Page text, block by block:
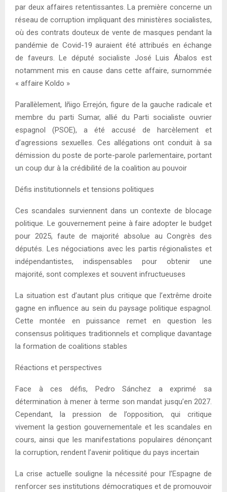
par deux affaires retentissantes. La première concerne un
réseau de corruption impliquant des ministères socialistes,
où des contrats douteux de vente de masques pendant la
pandémie de Covid-19 auraient été attribués en échange
de faveurs. Le député socialiste José Luis Ábalos est
notamment mis en cause dans cette affaire, surnommée
« affaire Koldo »
Parallèlement, Iñigo Errejón, figure de la gauche radicale et
membre du parti Sumar, allié du Parti socialiste ouvrier
espagnol (PSOE), a été accusé de harcèlement et
d’agressions sexuelles. Ces allégations ont conduit à sa
démission du poste de porte-parole parlementaire, portant
un coup dur à la crédibilité de la coalition au pouvoir
Défis institutionnels et tensions politiques
Ces scandales surviennent dans un contexte de blocage
politique. Le gouvernement peine à faire adopter le budget
pour 2025, faute de majorité absolue au Congrès des
députés. Les négociations avec les partis régionalistes et
indépendantistes, indispensables pour obtenir une
majorité, sont complexes et souvent infructueuses
La situation est d’autant plus critique que l’extrême droite
gagne en influence au sein du paysage politique espagnol.
Cette montée en puissance remet en question les
consensus politiques traditionnels et complique davantage
la formation de coalitions stables
Réactions et perspectives
Face à ces défis, Pedro Sánchez a exprimé sa
détermination à mener à terme son mandat jusqu’en 2027.
Cependant, la pression de l’opposition, qui critique
vivement la gestion gouvernementale et les scandales en
cours, ainsi que les manifestations populaires dénonçant
la corruption, rendent l’avenir politique du pays incertain
La crise actuelle souligne la nécessité pour l’Espagne de
renforcer ses institutions démocratiques et de promouvoir